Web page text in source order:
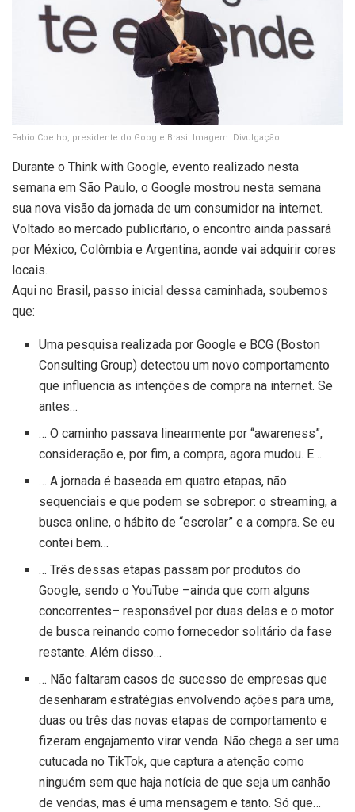
Fabio Coelho, presidente do Google Brasil Imagem: Divulgação
Durante o Think with Google, evento realizado nesta
semana em São Paulo, o Google mostrou nesta semana
sua nova visão da jornada de um consumidor na internet.
Voltado ao mercado publicitário, o encontro ainda passará
por México, Colômbia e Argentina, aonde vai adquirir cores
locais.
Aqui no Brasil, passo inicial dessa caminhada, soubemos
que:
Uma pesquisa realizada por Google e BCG (Boston
Consulting Group) detectou um novo comportamento
que influencia as intenções de compra na internet. Se
antes…
… O caminho passava linearmente por “awareness”,
consideração e, por fim, a compra, agora mudou. E…
… A jornada é baseada em quatro etapas, não
sequenciais e que podem se sobrepor: o streaming, a
busca online, o hábito de “escrolar” e a compra. Se eu
contei bem…
… Três dessas etapas passam por produtos do
Google, sendo o YouTube –ainda que com alguns
concorrentes– responsável por duas delas e o motor
de busca reinando como fornecedor solitário da fase
restante. Além disso…
… Não faltaram casos de sucesso de empresas que
desenharam estratégias envolvendo ações para uma,
duas ou três das novas etapas de comportamento e
fizeram engajamento virar venda. Não chega a ser uma
cutucada no TikTok, que captura a atenção como
ninguém sem que haja notícia de que seja um canhão
de vendas, mas é uma mensagem e tanto. Só que…